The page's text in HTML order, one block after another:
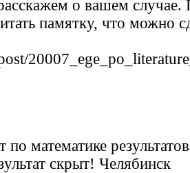
о вашем случае.
памятку, что можно
математике
скрыт! Челябинск